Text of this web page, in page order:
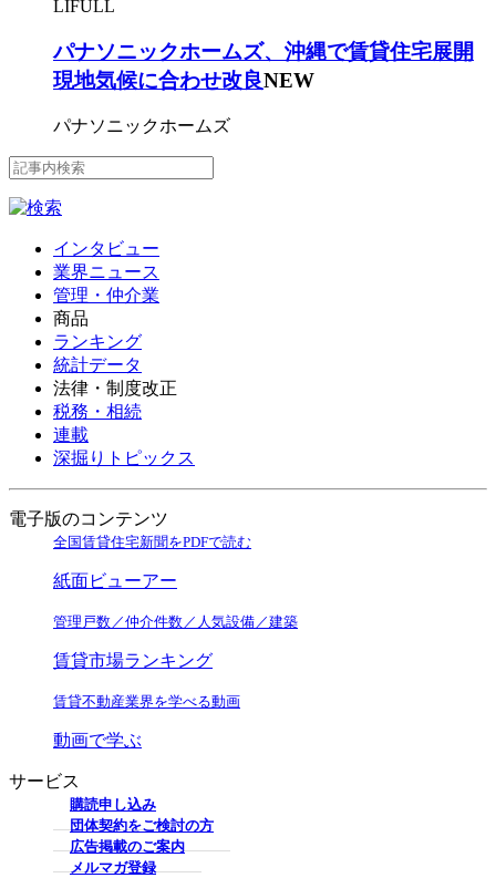
LIFULL
パナソニックホームズ、沖縄で賃貸住宅展開
現地気候に合わせ改良NEW
パナソニックホームズ
インタビュー
業界ニュース
管理・仲介業
商品
ランキング
統計データ
法律・制度改正
税務・相続
連載
深掘りトピックス
電子版のコンテンツ
全国賃貸住宅新聞をPDFで読む
紙面ビューアー
管理戸数／仲介件数／人気設備／建築
賃貸市場ランキング
賃貸不動産業界を学べる動画
動画で学ぶ
サービス
購読申し込み
団体契約をご検討の方
広告掲載のご案内
メルマガ登録